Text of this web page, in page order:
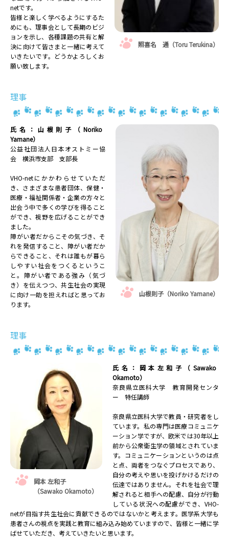
照喜名 通（Toru Terukina）
netです。
皆様と楽しく学べるようにするた
めにも、理事会として長期のビジ
ョンを示し、各種課題の共有と解
決に向けて皆さまと一緒に考えて
いきたいです。どうかよろしくお
願い致します。
理事
山根則子（Noriko Yamane）
氏名：山根則子（Noriko
Yamane）
公益社団法人日本オストミー協
会 横浜市支部 支部長
VHO-netにかかわらせていただ
き、さまざまな患者団体、保健・
医療・福祉関係者・企業の方々と
出会う中で多くの学びを得ること
ができ、視野を広げることができ
ました。
障がい者だからこその気づき、そ
れを発信すること、障がい者だか
らできること、それは誰もが暮ら
しやすい社会をつくるというこ
と。障がい者である強み（気づ
き）を伝えつつ、共生社会の実現
に向け一助を担えればと思ってお
ります。
理事
岡本 左和子
（Sawako Okamoto）
氏名：岡本左和子（Sawako
Okamoto）
奈良県立医科大学 教育開発センタ
ー 特任講師
奈良県立医科大学で教員・研究者をし
ています。私の専門は医療コミュニケ
ーション学ですが、欧米では30年以上
前から公衆衛生学の領域とされていま
す。コミュニケーションというのは点
と点、両者をつなぐプロセスであり、
自分の考えや思いを投げかけるだけの
伝達ではありません。それを社会で理
解されると相手への配慮、自分が行動
している状況への配慮ができ、VHO-
netが目指す共生社会に貢献できるのではないかと考えます。医学系大学も
患者さんの視点を実践と教育に組み込み始めていますので、皆様と一緒に学
ばせていただき、考えていきたいと思います。